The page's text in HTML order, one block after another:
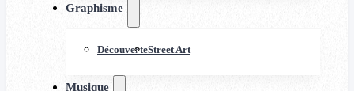
Graphisme
DécouverteStreet Art
Musique